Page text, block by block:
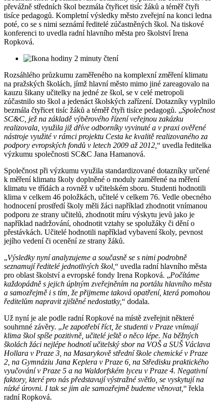
převážně středních škol bezmála čtyřicet tisíc žáků a téměř čtyři
tisíce pedagogů. Kompletní výsledky město zveřejní na konci ledna
poté, co se s nimi seznámí ředitelé zúčastněných škol. Na tiskové
konferenci to uvedla radní hlavního města pro školství Irena
Ropková.
2 minuty čtení
Rozsáhlého průzkumu zaměřeného na komplexní změření klimatu
na pražských školách, jímž hlavní město mimo jiné zareagovalo na
kauzu šikany učitelky na jedné ze škol, se v celé metropoli
zúčastnilo sto škol a jedenáct školských zařízení. Dotazníky vyplnilo
bezmála čtyřicet tisíc žáků a téměř čtyři tisíce pedagogů. „Společnost
SC&C, jež na základě výběrového řízení veřejnou zakázku
realizovala, využila již dříve odborníky vyvinuté a v praxi ověřené
nástroje využité v rámci projektu Cesta ke kvalitě realizovaného za
podpory evropských fondů v letech 2009 až 2012,“ uvedla ředitelka
výzkumu společnosti SC&C Jana Hamanová.
Společnost při výzkumu využila standardizované dotazníky určené
k měření klimatu školy doplněné o moduly zaměřené na měření
klimatu ve třídách a rovněž v učitelském sboru. Studenti hodnotili
klima v celkem 46 položkách, učitelé v celkem 76. Vedle obecného
hodnocení prostředí školy měli žáci například zhodnotit vnímanou
podporu ze strany učitelů, zhodnotit míru výskytu jevů jako je
například nadržování, ohodnotit vztahy se spolužáky či dění o
přestávkách. Učitelé hodnotili například vybavení školy, pevnost
jejího vedení či ocenění ze strany žáků.
„Výsledky nyní analyzujeme a současně se s nimi podrobně
seznamují ředitelé jednotlivých škol,“ uvedla radní hlavního města
pro oblast školství a evropské fondy Irena Ropková. „Počítáme
každopádně s jejich úplným zveřejněním na portálu hlavního města
a samozřejmě i s tím, že přijmeme taková opatření, která pomohou
ředitelům napravit zjištěné nedostatky,“ dodala.
Už nyní je ale podle radní Ropkové na místě zveřejnit některé
souhrnné závěry. „Je zapotřebí říct, že studenti v Praze vnímají
klima škol spíše pozitivně, učitelé ještě o něco lépe. Na běžných
školách žáci nejlépe hodnotí učitelský sbor na VOŠ a SUŠ Václava
Hollara v Praze 3, na Masarykově střední škole chemické v Praze
2, na Gymnáziu Jana Keplera v Praze 6, na Středisku praktického
vyučování v Praze 5 a na Waldorfském lyceu v Praze 4. Negativní
faktory, které pro nás představují výstražné světlo, se vyskytují na
nízké úrovni. I tak se jim ale samozřejmě budeme věnovat,“ řekla
radní Ropková.